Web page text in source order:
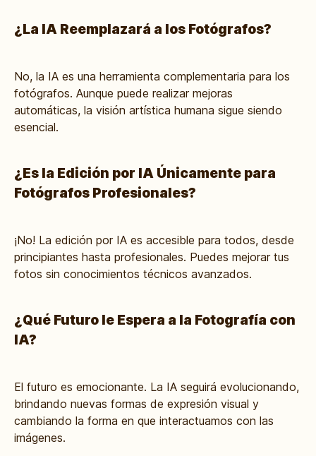
¿La IA Reemplazará a los Fotógrafos?
No, la IA es una herramienta complementaria para los
fotógrafos. Aunque puede realizar mejoras
automáticas, la visión artística humana sigue siendo
esencial.
¿Es la Edición por IA Únicamente para
Fotógrafos Profesionales?
¡No! La edición por IA es accesible para todos, desde
principiantes hasta profesionales. Puedes mejorar tus
fotos sin conocimientos técnicos avanzados.
¿Qué Futuro le Espera a la Fotografía con
IA?
El futuro es emocionante. La IA seguirá evolucionando,
brindando nuevas formas de expresión visual y
cambiando la forma en que interactuamos con las
imágenes.